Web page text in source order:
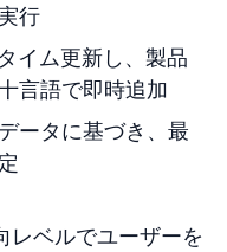
行
イム更新し、製品
言語で即時追加
ータに基づき、最
ベルでユーザーを